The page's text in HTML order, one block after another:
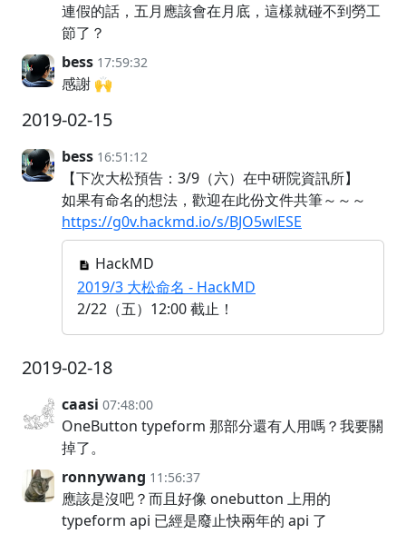
連假的話，五月應該會在月底，這樣就碰不到勞工
節了？
bess 17:59:32
感謝 🙌
2019-02-15
bess 16:51:12
【下次大松預告：3/9（六）在中研院資訊所】
如果有命名的想法，歡迎在此份文件共筆～～～
https://g0v.hackmd.io/s/BJO5wlESE
HackMD
2019/3 大松命名 - HackMD
2/22（五）12:00 截止！
2019-02-18
caasi 07:48:00
OneButton typeform 那部分還有人用嗎？我要關
掉了。
ronnywang 11:56:37
應該是沒吧？而且好像 onebutton 上用的
typeform api 已經是廢止快兩年的 api 了